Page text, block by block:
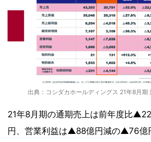
出典：コシダカホールディングス 21年8月期
21年8月期の通期売上は前年度比
円、営業利益は▲88億円減の▲76億